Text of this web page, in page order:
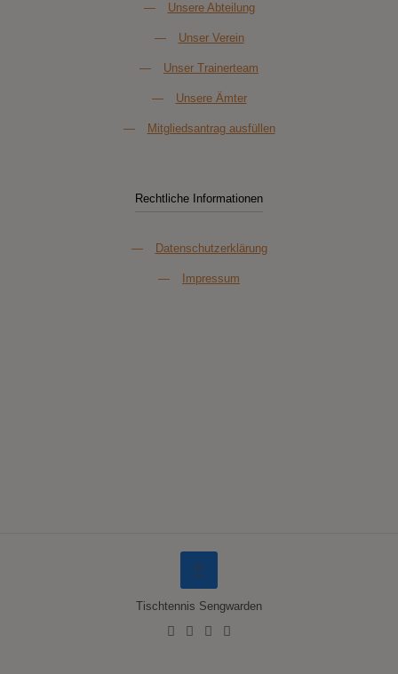
— Unsere Abteilung
— Unser Verein
— Unser Trainerteam
— Unsere Ämter
— Mitgliedsantrag ausfüllen
Rechtliche Informationen
— Datenschutzerklärung
— Impressum
Tischtennis Sengwarden